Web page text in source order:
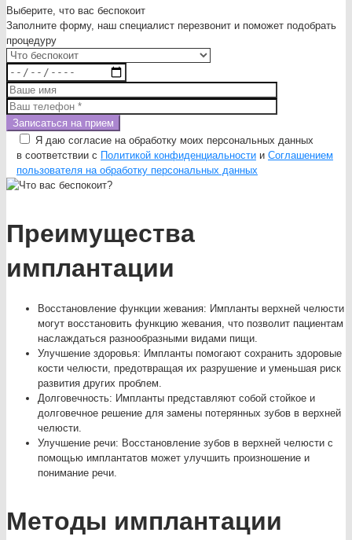
Выберите, что вас беспокоит
Заполните форму, наш специалист перезвонит и поможет подобрать
процедуру
Я даю согласие на обработку моих персональных данных
в соответствии с Политикой конфиденциальности и Соглашением
пользователя на обработку персональных данных
Преимущества
имплантации
Восстановление функции жевания: Импланты верхней челюсти
могут восстановить функцию жевания, что позволит пациентам
наслаждаться разнообразными видами пищи.
Улучшение здоровья: Импланты помогают сохранить здоровые
кости челюсти, предотвращая их разрушение и уменьшая риск
развития других проблем.
Долговечность: Импланты представляют собой стойкое и
долговечное решение для замены потерянных зубов в верхней
челюсти.
Улучшение речи: Восстановление зубов в верхней челюсти с
помощью имплантатов может улучшить произношение и
понимание речи.
Методы имплантации